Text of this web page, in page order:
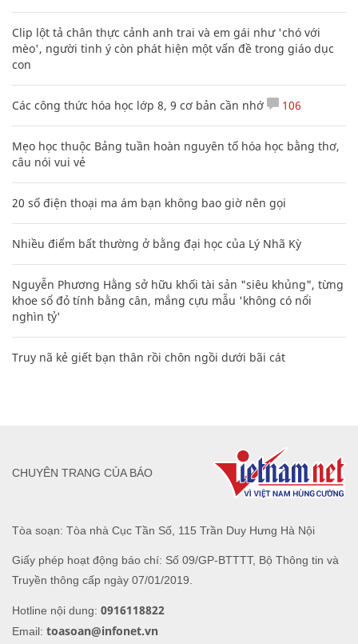
Clip lột tả chân thực cảnh anh trai và em gái như 'chó với
mèo', người tinh ý còn phát hiện một vấn đề trong giáo dục
con
Các công thức hóa học lớp 8, 9 cơ bản cần nhớ 106
Mẹo học thuộc Bảng tuần hoàn nguyên tố hóa học bằng thơ,
câu nói vui vẻ
20 số điện thoại ma ám bạn không bao giờ nên gọi
Nhiều điểm bất thường ở bằng đại học của Lý Nhã Kỳ
Nguyễn Phương Hằng sở hữu khối tài sản "siêu khủng", từng
khoe sổ đỏ tính bằng cân, mắng cựu mẫu 'không có nổi
nghìn tỷ'
Truy nã kẻ giết bạn thân rồi chôn ngồi dưới bãi cát
Tòa soạn: Tòa nhà Cục Tần Số, 115 Trần Duy Hưng Hà Nội
Giấy phép hoạt động báo chí: Số 09/GP-BTTTT, Bộ Thông tin và
Truyền thông cấp ngày 07/01/2019.
Hotline nội dung: 0916118822
Email: toasoan@infonet.vn
CHUYÊN TRANG CỦA BÁO